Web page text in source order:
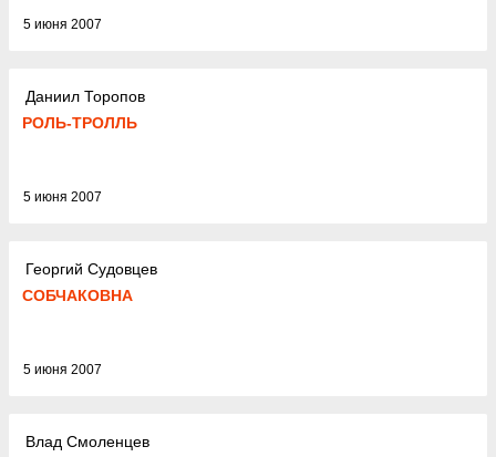
5 июня 2007
Даниил Торопов
РОЛЬ-ТРОЛЛЬ
5 июня 2007
Георгий Судовцев
СОБЧАКОВНА
5 июня 2007
Влад Смоленцев